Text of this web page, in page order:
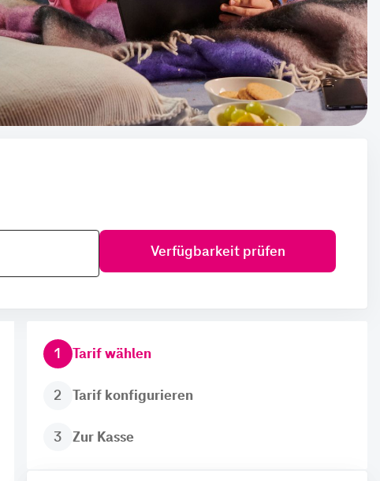
Verfügbarkeit prüfen
1 Tarif wählen
2 Tarif konfigurieren
3 Zur Kasse